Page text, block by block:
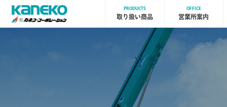
PRODUCTS
取り扱い商品
OFFICE
営業所案内